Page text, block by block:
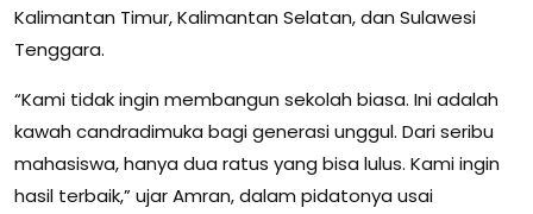
Kalimantan Timur, Kalimantan Selatan, dan Sulawesi
Tenggara.
“Kami tidak ingin membangun sekolah biasa. Ini adalah
kawah candradimuka bagi generasi unggul. Dari seribu
mahasiswa, hanya dua ratus yang bisa lulus. Kami ingin
hasil terbaik,” ujar Amran, dalam pidatonya usai